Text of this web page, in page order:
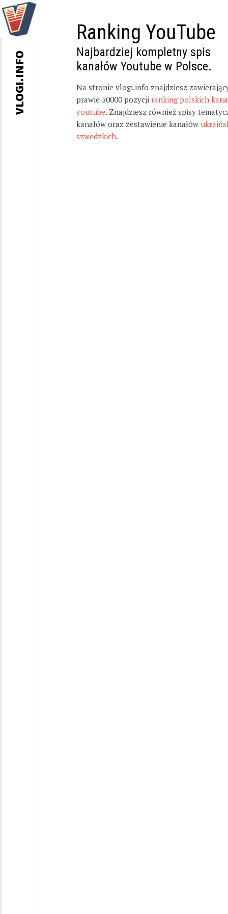
Ranking YouTube
Najbardziej kompletny spis
kanałów Youtube w Polsce.
Na stronie vlogi.info znajdziesz
prawie 50000 pozycji ranking polskich
youtube. Znajdziesz również spisy
kanałów oraz zestawienie kanałów
szwedzkich.
VLOGI.INFO